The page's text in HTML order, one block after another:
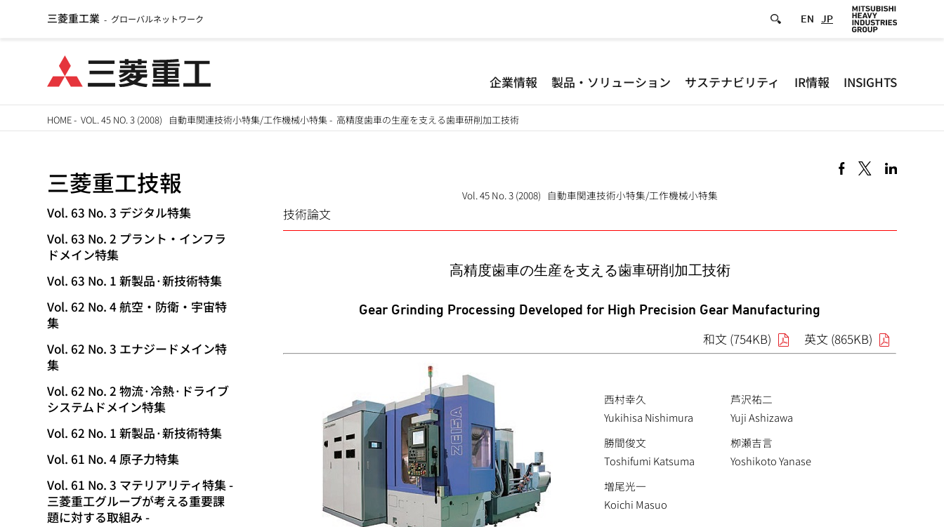
イ
三菱重工業 - グローバルネットワーク EN JP
-
企業情報 製品・ソリューション サステナビリティ IR情報 INSIGHTS
HOME-VOL. 45 NO. 3 (2008) 自動車関連技術小特集/工作機械小特集- 高精度歯車の生産を支える歯車研削加工技術
Vol. 45 No. 3 (2008) 自動車関連技術小特集/工作機械小特集
技術論文
高精度歯車の生産を支える歯車研削加工技術
Gear Grinding Processing Developed for High Precision Gear Manufacturing
和文 (754KB) 英文 (865KB)
西村幸久
Yukihisa Nishimura
芦沢祐二
Yuji Ashizawa
勝間俊文
Toshifumi Katsuma
栁瀬吉言
Yoshikoto Yanase
増尾光一
Koichi Masuo
三菱重工技報
TECHNICAL
REVIEW
Vol. 63 No. 3 デジタル特集
Vol. 63 No. 2 プラント・インフラ
ドメイン特集
Vol. 63 No. 1 新製品·新技術特集
Vol. 62 No. 4 航空・防衛・宇宙特
集
Vol. 62 No. 3 エナジードメイン特
集
Vol. 62 No. 2 物流·冷熱·ドライブ
システムドメイン特集
Vol. 62 No. 1 新製品·新技術特集
Vol. 61 No. 4 原子力特集
Vol. 61 No. 3 マテリアリティ特集 -
三菱重工グループが考える重要課
題に対する取組み -